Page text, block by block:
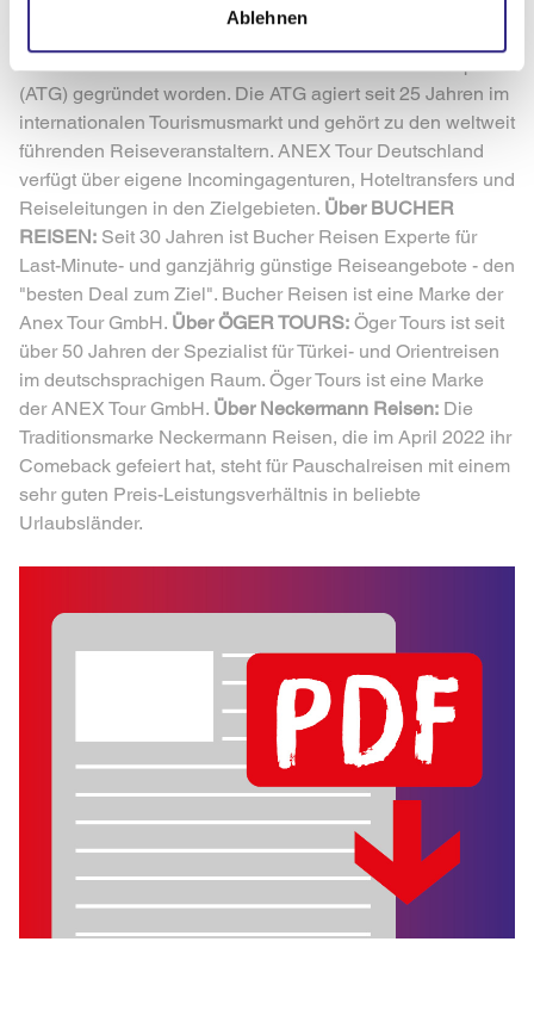
Ablehnen
Hotelprogramm, vom einfachen 3-Sterne-Hotel bis hin zum
in Düsseldorf ist 2016 als Teil der Anex Tourism Group
(ATG) gegründet worden. Die ATG agiert seit 25 Jahren im
internationalen Tourismusmarkt und gehört zu den weltweit
führenden Reiseveranstaltern. ANEX Tour Deutschland
verfügt über eigene Incomingagenturen, Hoteltransfers und
Reiseleitungen in den Zielgebieten. Über BUCHER
REISEN: Seit 30 Jahren ist Bucher Reisen Experte für
Last-Minute- und ganzjährig günstige Reiseangebote - den
"besten Deal zum Ziel". Bucher Reisen ist eine Marke der
Anex Tour GmbH. Über ÖGER TOURS: Öger Tours ist seit
über 50 Jahren der Spezialist für Türkei- und Orientreisen
im deutschsprachigen Raum. Öger Tours ist eine Marke
der ANEX Tour GmbH. Über Neckermann Reisen: Die
Traditionsmarke Neckermann Reisen, die im April 2022 ihr
Comeback gefeiert hat, steht für Pauschalreisen mit einem
sehr guten Preis-Leistungsverhältnis in beliebte
Urlaubsländer.